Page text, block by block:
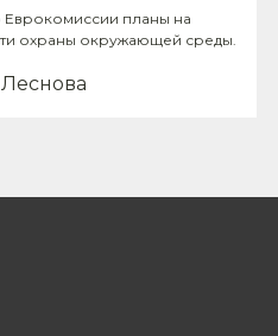
планы на
охраны окружающей среды.